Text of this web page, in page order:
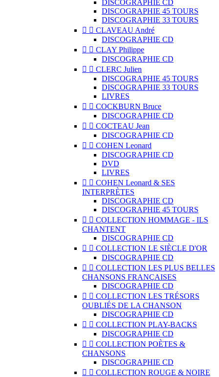
DISCOGRAPHIE CD
DISCOGRAPHIE 45 TOURS
DISCOGRAPHIE 33 TOURS
  CLAVEAU André
DISCOGRAPHIE CD
  CLAY Philippe
DISCOGRAPHIE CD
  CLERC Julien
DISCOGRAPHIE 45 TOURS
DISCOGRAPHIE 33 TOURS
LIVRES
  COCKBURN Bruce
DISCOGRAPHIE CD
  COCTEAU Jean
DISCOGRAPHIE CD
  COHEN Leonard
DISCOGRAPHIE CD
DVD
LIVRES
  COHEN Leonard & SES
INTERPRÈTES
DISCOGRAPHIE CD
DISCOGRAPHIE 45 TOURS
  COLLECTION HOMMAGE - ILS
CHANTENT
DISCOGRAPHIE CD
  COLLECTION LE SIÈCLE D'OR
DISCOGRAPHIE CD
  COLLECTION LES PLUS BELLES
CHANSONS FRANÇAISES
DISCOGRAPHIE CD
  COLLECTION LES TRÉSORS
OUBLIÉS DE LA CHANSON
DISCOGRAPHIE CD
  COLLECTION PLAY-BACKS
DISCOGRAPHIE CD
  COLLECTION POÈTES &
CHANSONS
DISCOGRAPHIE CD
  COLLECTION ROUGE & NOIRE